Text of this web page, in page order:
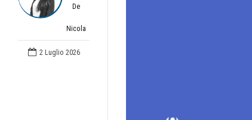
De
Nicola
2 Luglio 2026